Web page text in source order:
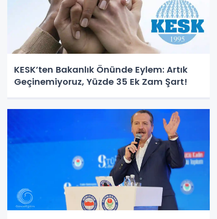
KESK’ten Bakanlık Önünde Eylem: Artık
Geçinemiyoruz, Yüzde 35 Ek Zam Şart!